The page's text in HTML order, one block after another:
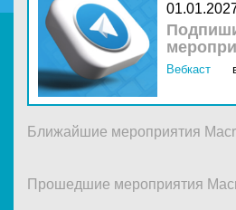
Вебкаст
Ближайшие мероприятия
Прошедшие мероприятия